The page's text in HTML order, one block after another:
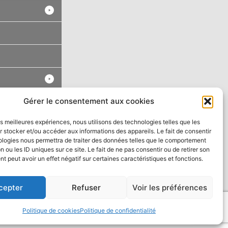
Gérer le consentement aux cookies
meilleures expériences, nous utilisons des technologies telles que les
stocker et/ou accéder aux informations des appareils. Le fait de consentir
nous permettra de traiter des données telles que le comportement
ou les ID uniques sur ce site. Le fait de ne pas consentir ou de retirer son
peut avoir un effet négatif sur certaines caractéristiques et fonctions.
Refuser Voir les préférences
Politique de cookiesPolitique de confidentialité